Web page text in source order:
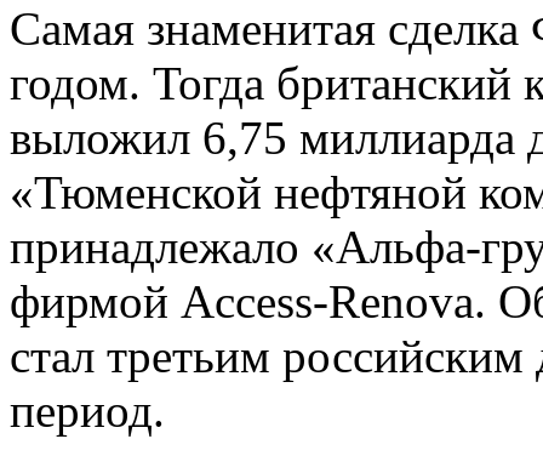
Самая знаменитая
годом. Тогда
выложил 6,75 миллиарда
«Тюменской нефтяной
принадлежало «Альфа-
фирмой Access-Renova.
стал третьим
период.